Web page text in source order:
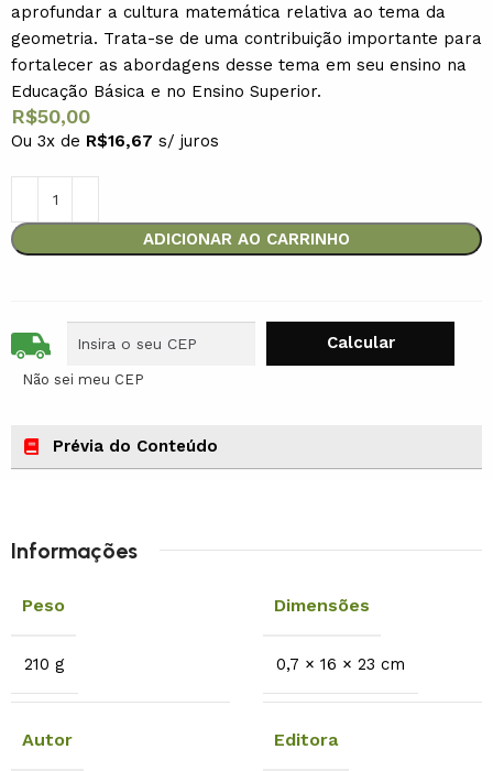
aprofundar a cultura matemática relativa ao tema da
geometria. Trata-se de uma contribuição importante para
fortalecer as abordagens desse tema em seu ensino na
Educação Básica e no Ensino Superior.
R$50,00
Ou 3x de R$16,67 s/ juros
ADICIONAR AO CARRINHO
Não sei meu CEP
Prévia do Conteúdo
Informações
Peso
210 g
Dimensões
0,7 × 16 × 23 cm
Autor Editora